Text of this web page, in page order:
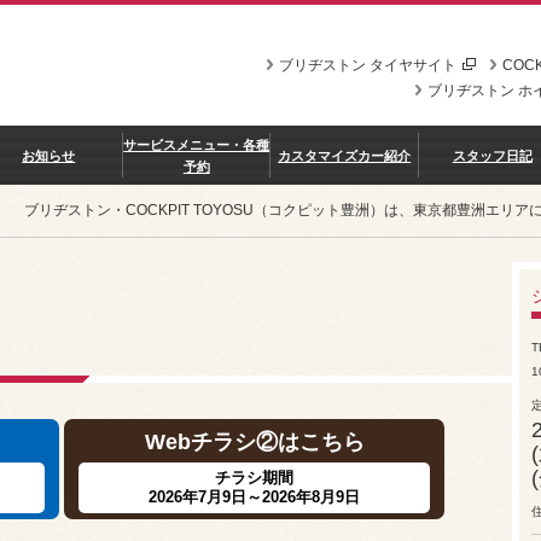
ブリヂストン タイヤサイト
ブリヂストン ホ
お知らせ
サービスメニュー・各種
予約
カスタマイズカー紹介 スタッフ日記
ブリヂストン・COCKPIT TOYOSU（コクピット豊洲）は、東京都豊洲エリア
Webチラシ②はこちら
チラシ期間
2026年7月9日～2026年8月9日